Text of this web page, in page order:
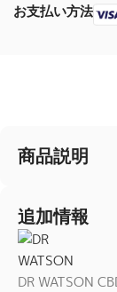
お支払い方法
商品説明
追加情報
DR WATSON